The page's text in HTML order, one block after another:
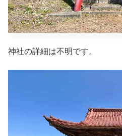
神社の詳細は不明です。